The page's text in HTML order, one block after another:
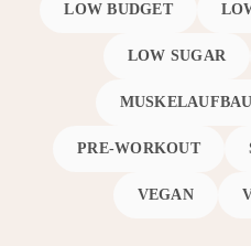
LOW BUDGET
LOW SUGAR
MUSKELAUFBAU
PRE-WORKOUT
VEGAN